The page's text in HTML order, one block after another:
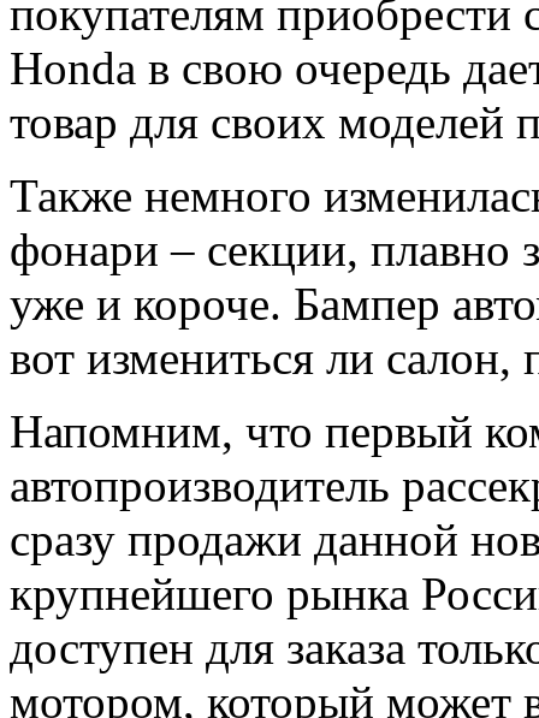
покупателям приобрести
Honda в свою очередь
товар для своих моделей
Также немного
фонари – секции, плавно
уже и короче. Бампер
вот измениться ли салон,
Напомним, что первый
автопроизводитель
сразу продажи данной
крупнейшего рынка
доступен для заказа
мотором, который может